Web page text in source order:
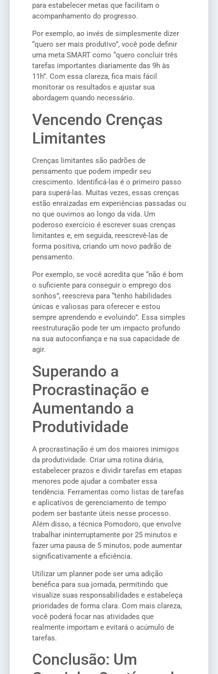
para estabelecer metas que facilitam o
acompanhamento do progresso.
Por exemplo, ao invés de simplesmente dizer
“quero ser mais produtivo”, você pode definir
uma meta SMART como “quero concluir três
tarefas importantes diariamente das 9h às
11h”. Com essa clareza, fica mais fácil
monitorar os resultados e ajustar sua
abordagem quando necessário.
Vencendo Crenças
Limitantes
Crenças limitantes são padrões de
pensamento que podem impedir seu
crescimento. Identificá-las é o primeiro passo
para superá-las. Muitas vezes, essas crenças
estão enraizadas em experiências passadas ou
no que ouvimos ao longo da vida. Um
poderoso exercício é escrever suas crenças
limitantes e, em seguida, reescrevê-las de
forma positiva, criando um novo padrão de
pensamento.
Por exemplo, se você acredita que “não é bom
o suficiente para conseguir o emprego dos
sonhos”, reescreva para “tenho habilidades
únicas e valiosas para oferecer e estou
sempre aprendendo e evoluindo”. Essa simples
reestruturação pode ter um impacto profundo
na sua autoconfiança e na sua capacidade de
agir.
Superando a
Procrastinação e
Aumentando a
Produtividade
A procrastinação é um dos maiores inimigos
da produtividade. Criar uma rotina diária,
estabelecer prazos e dividir tarefas em etapas
menores pode ajudar a combater essa
tendência. Ferramentas como listas de tarefas
e aplicativos de gerenciamento de tempo
podem ser bastante úteis nesse processo.
Além disso, a técnica Pomodoro, que envolve
trabalhar ininterruptamente por 25 minutos e
fazer uma pausa de 5 minutos, pode aumentar
significativamente a eficiência.
Utilizar um planner pode ser uma adição
benéfica para sua jornada, permitindo que
visualize suas responsabilidades e estabeleça
prioridades de forma clara. Com mais clareza,
você poderá focar nas atividades que
realmente importam e evitará o acúmulo de
tarefas.
Conclusão: Um